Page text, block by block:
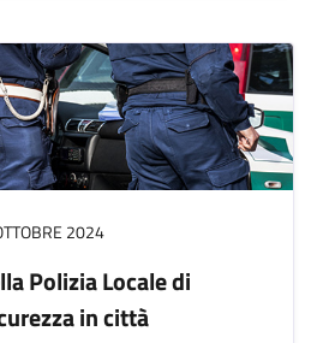
2024
Polizia Locale di
in città